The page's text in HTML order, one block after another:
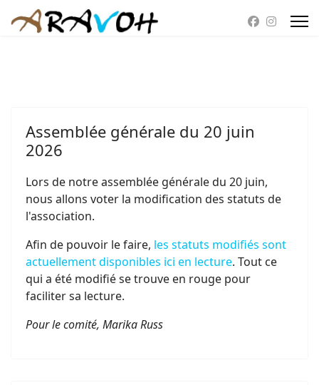
Assemblée générale du 20 juin
2026
Lors de notre assemblée générale du 20 juin,
nous allons voter la modification des statuts de
l'association.
Afin de pouvoir le faire, les statuts modifiés sont
actuellement disponibles ici en lecture. Tout ce
qui a été modifié se trouve en rouge pour
faciliter sa lecture.
Pour le comité, Marika Russ